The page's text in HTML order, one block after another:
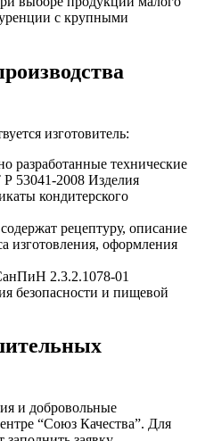
с крупными
изготовитель:
разработанные технические
53041-2008 Изделия
кондитерского
рецептуру, описание
изготовления, оформления
2.3.2.1078-01
безопасности и пищевой
и добровольные
“Союз Качества”. Для